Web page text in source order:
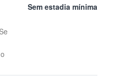
Sem estadia mínima